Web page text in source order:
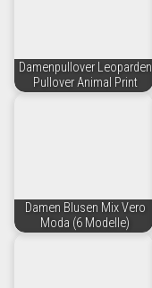
Damenpullover Leoparden
Pullover Animal Print
Damen Blusen Mix Vero
Moda (6 Modelle)